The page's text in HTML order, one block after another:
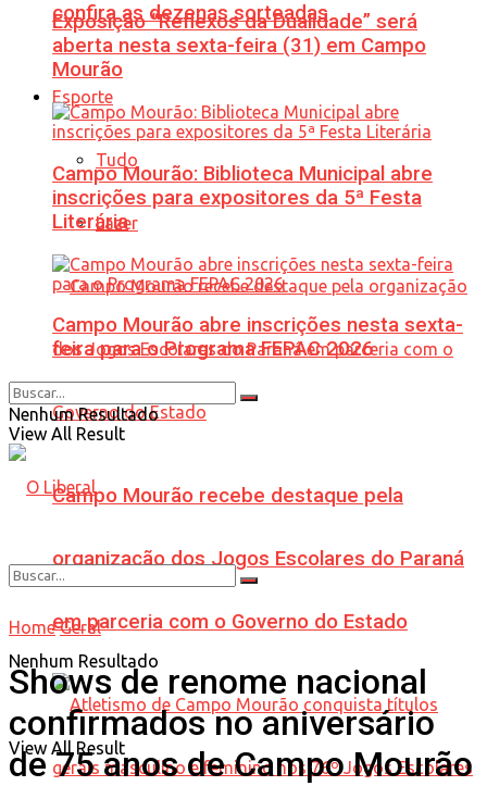
confira as dezenas sorteadas
Esporte
Tudo
Lazer
Campo Mourão recebe destaque pela
organização dos Jogos Escolares do Paraná
em parceria com o Governo do Estado
Exposição “Reflexos da Dualidade” será
aberta nesta sexta-feira (31) em Campo
Mourão
Campo Mourão: Biblioteca Municipal abre
inscrições para expositores da 5ª Festa
Literária
Campo Mourão abre inscrições nesta sexta-
feira para o Programa FEPAC 2026
Nenhum Resultado
View All Result
Nenhum Resultado
View All Result
Home Geral
Shows de renome nacional
confirmados no aniversário
de 75 anos de Campo Mourão